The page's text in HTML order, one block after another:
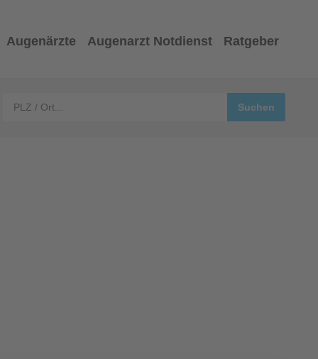
Augenärzte Augenarzt Notdienst Ratgeber